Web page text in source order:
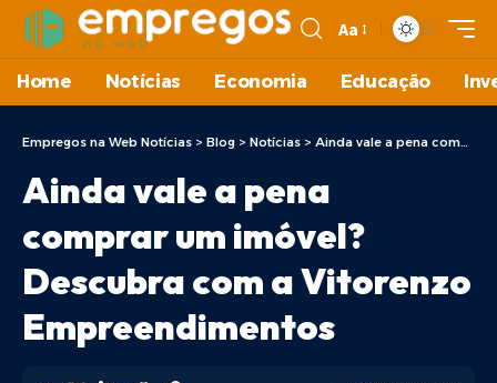
Aa
Home Notícias Economia Educação
Empregos na Web Notícias > Blog > Notícias > Ainda vale a pena comprar um imóvel? Descubra com a Vitorenzo Empreendimentos
Ainda vale a pena
comprar um imóvel?
Descubra com a Vitorenzo
Empreendimentos